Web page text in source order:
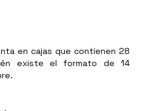
en cajas que contienen 28
existe el formato de 14